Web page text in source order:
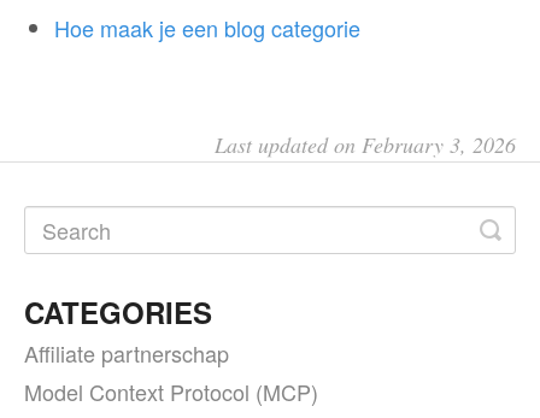
Hoe maak je een blog categorie
Last updated on February 3, 2026
CATEGORIES
Affiliate partnerschap
Model Context Protocol (MCP)